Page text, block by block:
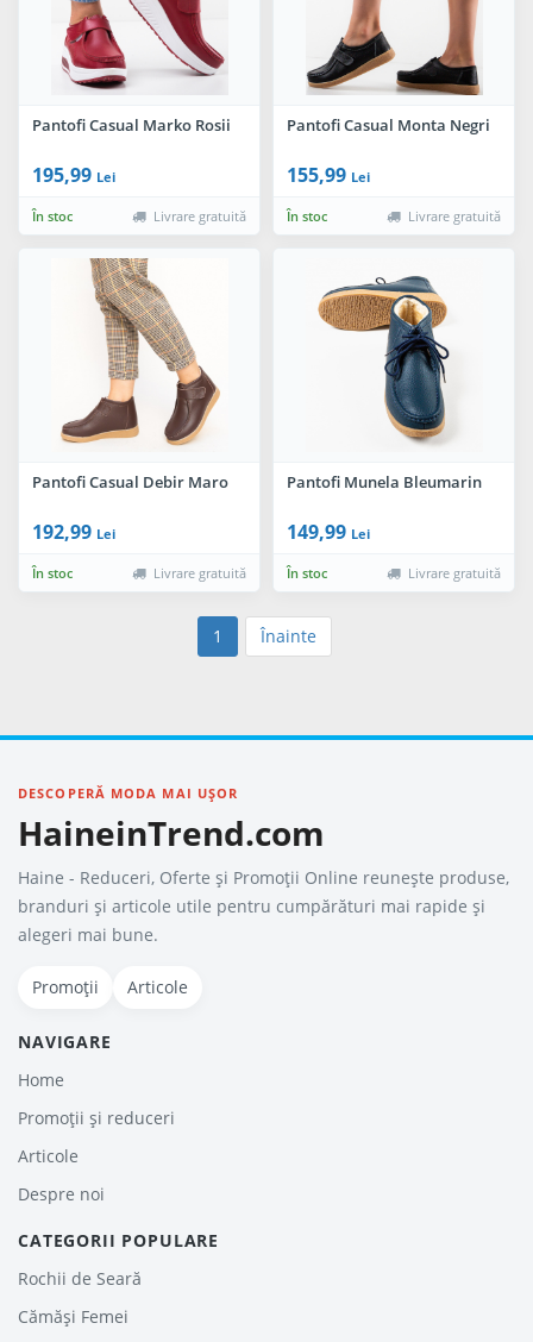
Pantofi Casual Marko Rosii
195,99 Lei
În stoc Livrare gratuită
Pantofi Casual Monta Negri
155,99 Lei
În stoc Livrare gratuită
Pantofi Casual Debir Maro
192,99 Lei
În stoc Livrare gratuită
Pantofi Munela Bleumarin
149,99 Lei
În stoc Livrare gratuită
1 Înainte
DESCOPERĂ MODA MAI UȘOR
HaineinTrend.com
Haine - Reduceri, Oferte şi Promoţii Online reunește produse,
branduri și articole utile pentru cumpărături mai rapide și
alegeri mai bune.
Promoții Articole
NAVIGARE
Home
Promoții și reduceri
Articole
Despre noi
CATEGORII POPULARE
Rochii de Seară
Cămăși Femei